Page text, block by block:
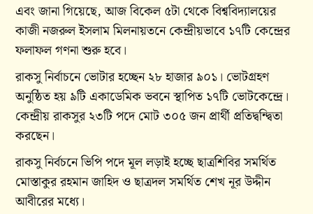
এবং জানা গিয়েছে, আজ বিকেল ৫টা থেকে বিশ্ববিদ্যালয়ের
কাজী নজরুল ইসলাম মিলনায়তনে কেন্দ্রীয়ভাবে ১৭টি কেন্দ্রের
ফলাফল গণনা শুরু হবে।
রাকসু নির্বাচনে ভোটার হচ্ছেন ২৮ হাজার ৯০১। ভোটগ্রহণ
অনুষ্ঠিত হয় ৯টি একাডেমিক ভবনে স্থাপিত ১৭টি ভোটকেন্দ্রে।
কেন্দ্রীয় রাকসুর ২৩টি পদে মোট ৩০৫ জন প্রার্থী প্রতিদ্বন্দ্বিতা
করছেন।
রাকসু নির্বচনে ভিপি পদে মূল লড়াই হচ্ছে ছাত্রশিবির সমর্থিত
মোস্তাকুর রহমান জাহিদ ও ছাত্রদল সমর্থিত শেখ নূর উদ্দীন
আবীরের মধ্যে।